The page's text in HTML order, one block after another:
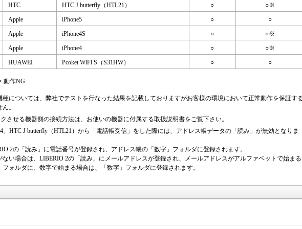
HTC HTC J butterfly（HTL21） ○
○※
Apple iPhone5 ○
○
Apple iPhone4S ○
○※
Apple iPhone4 ○
○※
HUAWEI Pcoket WiFi S（S31HW） ○ ○
動作NG
種については、弊社でテストを行なった結果を記載しておりますがお客様の環境において正常動作を保証す
。
させる機器側の接続方法は、お使いの機器に付属する取扱説明書をご覧下さい。
、HTC J butterfly（HTL21）から「電話帳受信」をした際には、アドレス帳データの「読み」が無効となりま
2の「読み」に電話番号が登録され、アドレス帳の「数字」フォルダに登録されます。
ない場合は、LIBERIO 2の「読み」にメールアドレスが登録され、メールアドレスがアルファベットで始まる
ォルダに、数字で始まる場合は、「数字」フォルダに登録されます。